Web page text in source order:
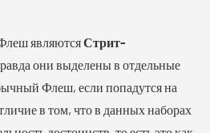
являютсяСтрит-
они выделены в отдельные
Флеш, если попадутся на
в том, что в данных наборах